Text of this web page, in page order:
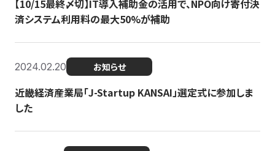
【10/15最終〆切】IT導入補助金の活用で、NPO向け寄付決
済システム利用料の最大50%が補助
2024.02.20 お知らせ
近畿経済産業局「J-Startup KANSAI」選定式に参加しま
した